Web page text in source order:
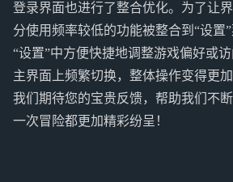
登录界面也进行了整合优化。为了让
分使用频率较低的功能被整合到“设置
“设置”中方便快捷地调整游戏偏好或
主界面上频繁切换，整体操作变得更加
我们期待您的宝贵反馈，帮助我们不
一次冒险都更加精彩纷呈！